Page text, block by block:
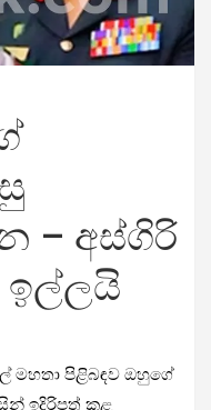
– අස්ගිරි
ඉල්ලයි
මහතා පිළිබඳව ඔහුගේ
ඉදිරිපත් කළ